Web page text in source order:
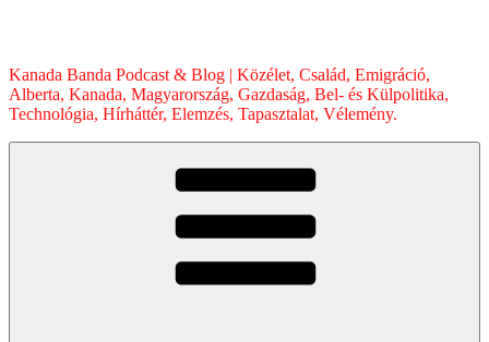
Kanada Banda Podcast & Blog | Közélet, Család, Emigráció,
Alberta, Kanada, Magyarország, Gazdaság, Bel- és Külpolitika,
Technológia, Hírháttér, Elemzés, Tapasztalat, Vélemény.